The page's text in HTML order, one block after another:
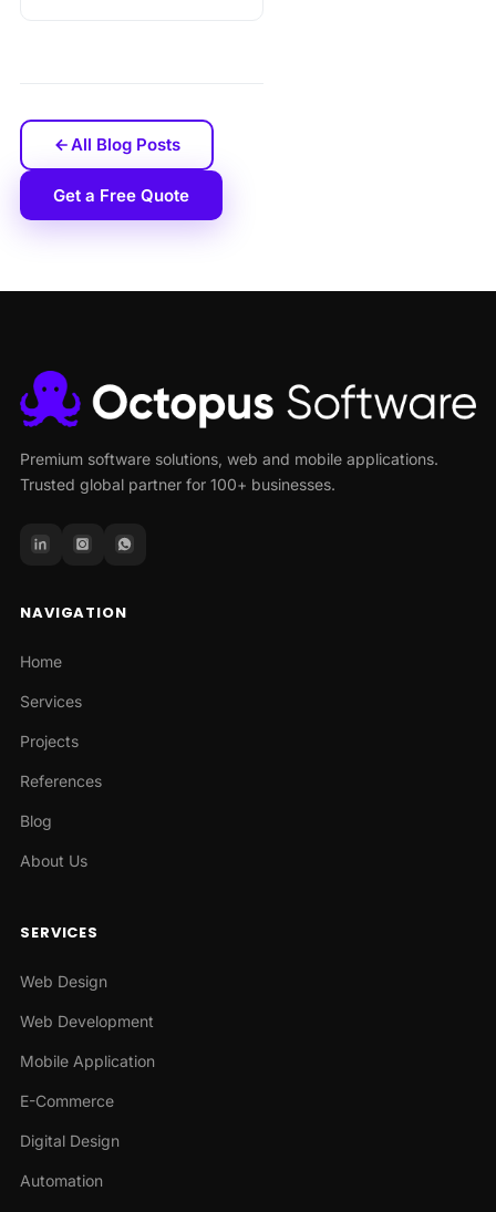
All Blog Posts
Get a Free Quote
Premium software solutions, web and mobile applications.
Trusted global partner for 100+ businesses.
NAVIGATION
Home
Services
Projects
References
Blog
About Us
SERVICES
Web Design
Web Development
Mobile Application
E-Commerce
Digital Design
Automation